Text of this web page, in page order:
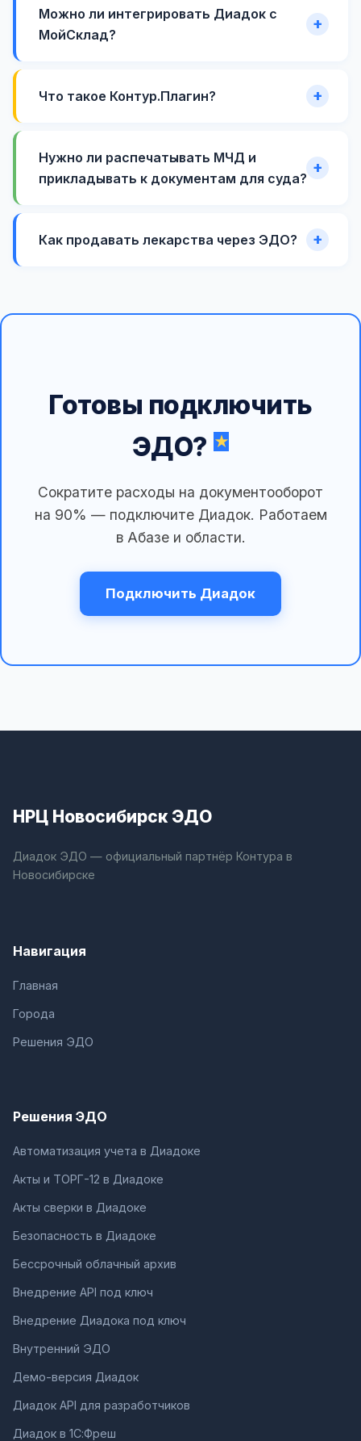
Можно ли интегрировать Диадок с
МойСклад?
Что такое Контур.Плагин?
Нужно ли распечатывать МЧД и
прикладывать к документам для суда?
Как продавать лекарства через ЭДО?
Готовы подключить
ЭДО?
Сократите расходы на документооборот
на 90% — подключите Диадок. Работаем
в Абазе и области.
Подключить Диадок
НРЦ Новосибирск ЭДО
Диадок ЭДО — официальный партнёр Контура в
Новосибирске
Навигация
Главная
Города
Решения ЭДО
Решения ЭДО
Автоматизация учета в Диадоке
Акты и ТОРГ-12 в Диадоке
Акты сверки в Диадоке
Безопасность в Диадоке
Бессрочный облачный архив
Внедрение API под ключ
Внедрение Диадока под ключ
Внутренний ЭДО
Демо-версия Диадок
Диадок API для разработчиков
Диадок в 1С:Фреш